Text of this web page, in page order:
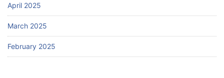
April 2025
March 2025
February 2025